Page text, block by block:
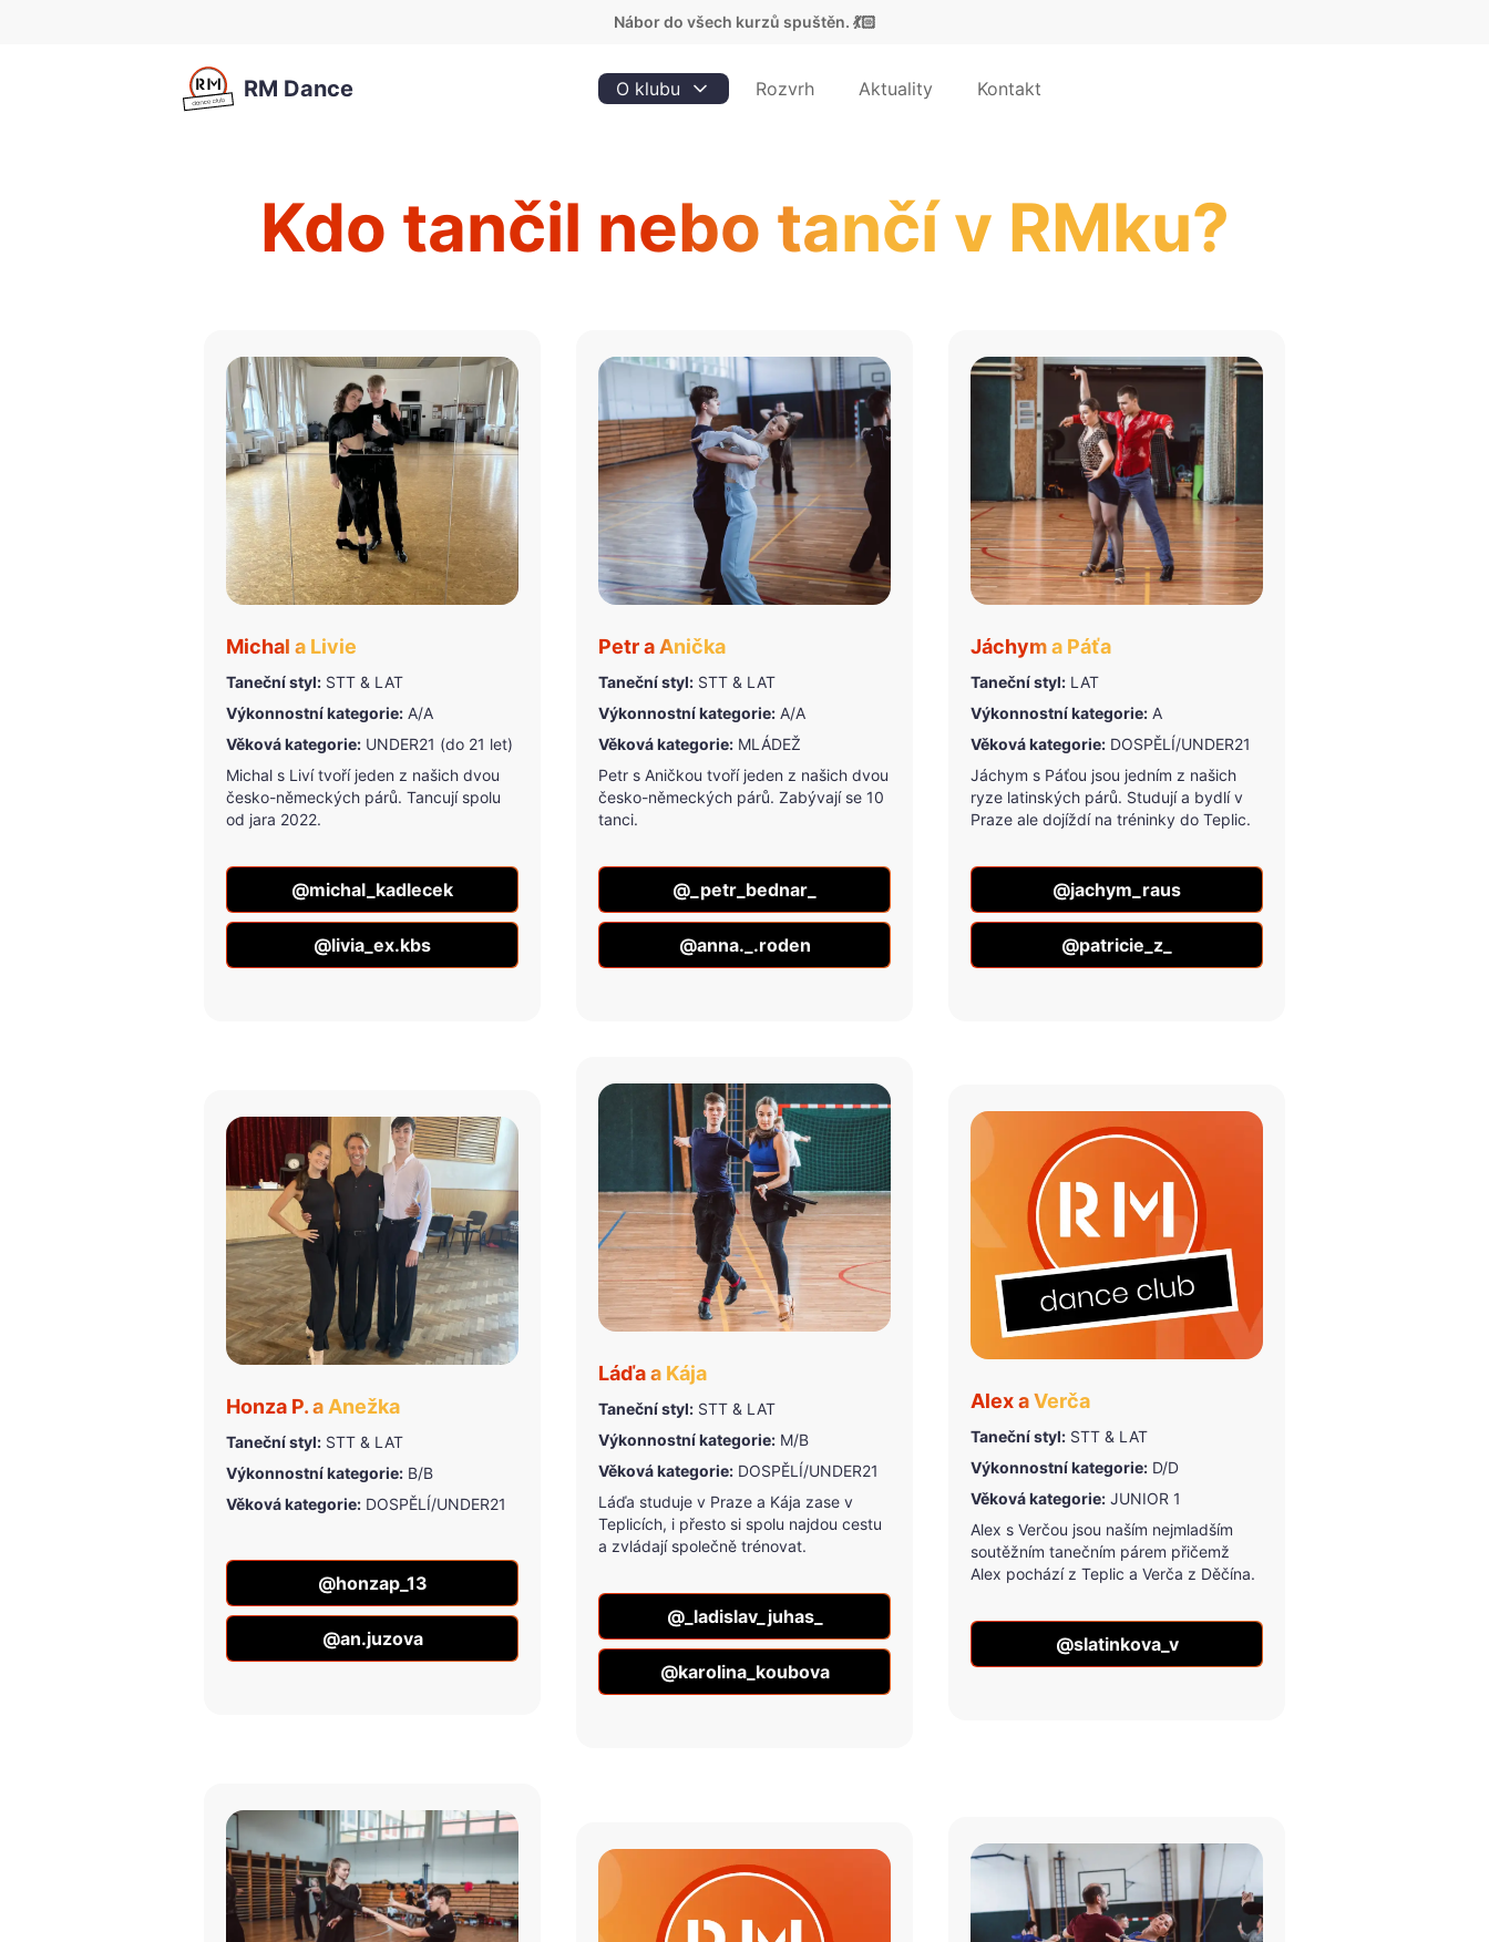
Nábor do všech kurzů spuštěn. 💃🏻
RM Dance O klubu Rozvrh Aktuality Kontakt
Kdo tančil nebo tančí v RMku?
Michal a Livie
Taneční styl: STT & LAT
Výkonnostní kategorie: A/A
Věková kategorie: UNDER21 (do 21 let)
Michal s Liví tvoří jeden z našich dvou
česko-německých párů. Tancují spolu
od jara 2022.
@michal_kadlecek
@livia_ex.kbs
Petr a Anička
Taneční styl: STT & LAT
Výkonnostní kategorie: A/A
Věková kategorie: MLÁDEŽ
Petr s Aničkou tvoří jeden z našich dvou
česko-německých párů. Zabývají se 10
tanci.
@_petr_bednar_
@anna._.roden
Jáchym a Páťa
Taneční styl: LAT
Výkonnostní kategorie: A
Věková kategorie: DOSPĚLÍ/UNDER21
Jáchym s Páťou jsou jedním z našich
ryze latinských párů. Studují a bydlí v
Praze ale dojíždí na tréninky do Teplic.
@jachym_raus
@patricie_z_
Honza P. a Anežka
Taneční styl: STT & LAT
Výkonnostní kategorie: B/B
Věková kategorie: DOSPĚLÍ/UNDER21
@honzap_13
@an.juzova
Láďa a Kája
Taneční styl: STT & LAT
Výkonnostní kategorie: M/B
Věková kategorie: DOSPĚLÍ/UNDER21
Láďa studuje v Praze a Kája zase v
Teplicích, i přesto si spolu najdou cestu
a zvládají společně trénovat.
@_ladislav_juhas_
@karolina_koubova
Alex a Verča
Taneční styl: STT & LAT
Výkonnostní kategorie: D/D
Věková kategorie: JUNIOR 1
Alex s Verčou jsou naším nejmladším
soutěžním tanečním párem přičemž
Alex pochází z Teplic a Verča z Děčína.
@slatinkova_v